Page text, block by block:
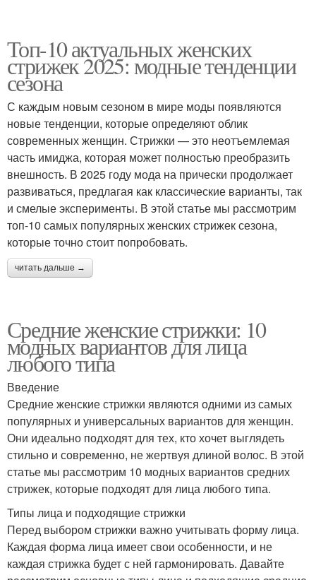
Топ-10 актуальных женских
стрижек 2025: модные тенденции
сезона
С каждым новым сезоном в мире моды появляются
новые тенденции, которые определяют облик
современных женщин. Стрижки — это неотъемлемая
часть имиджа, которая может полностью преобразить
внешность. В 2025 году мода на прически продолжает
развиваться, предлагая как классические варианты, так
и смелые эксперименты. В этой статье мы рассмотрим
топ-10 самых популярных женских стрижек сезона,
которые точно стоит попробовать.
читать дальше →
Средние женские стрижки: 10
модных вариантов для лица
любого типа
Введение
Средние женские стрижки являются одними из самых
популярных и универсальных вариантов для женщин.
Они идеально подходят для тех, кто хочет выглядеть
стильно и современно, не жертвуя длиной волос. В этой
статье мы рассмотрим 10 модных вариантов средних
стрижек, которые подходят для лица любого типа.
Типы лица и подходящие стрижки
Перед выбором стрижки важно учитывать форму лица.
Каждая форма лица имеет свои особенности, и не
каждая стрижка будет с ней гармонировать. Давайте